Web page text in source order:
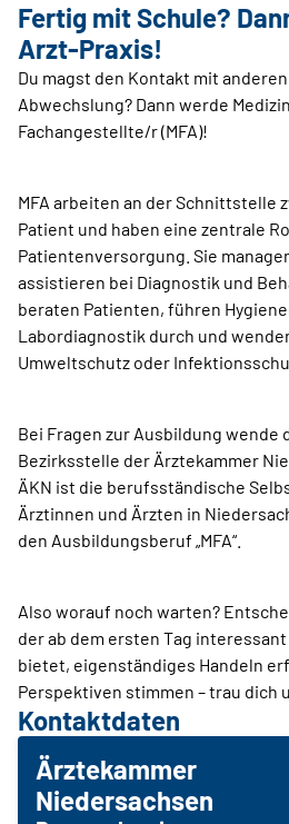
Fertig mit Schule?
Arzt-Praxis!
Du magst den Kontakt mit
Abwechslung? Dann werde
Fachangestellte/r (MFA)!
MFA arbeiten an der Schnittstelle
Patient und haben eine zentrale
Patientenversorgung. Sie
assistieren bei Diagnostik und
beraten Patienten, führen
Labordiagnostik durch und
Umweltschutz oder
Bei Fragen zur Ausbildung wende
Bezirksstelle der Ärztekammer
ÄKN ist die berufsständische
Ärztinnen und Ärzten in
den Ausbildungsberuf „MFA“.
Also worauf noch warten?
der ab dem ersten Tag
bietet, eigenständiges Handeln
Perspektiven stimmen – trau dich
Kontaktdaten
Ärztekammer
Niedersachsen